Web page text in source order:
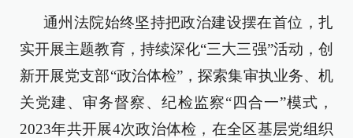
通州法院始终坚持把政治建设摆在首位，扎
实开展主题教育，持续深化“三大三强”活动，创
新开展党支部“政治体检”，探索集审执业务、机
关党建、审务督察、纪检监察“四合一”模式，
2023年共开展4次政治体检，在全区基层党组织